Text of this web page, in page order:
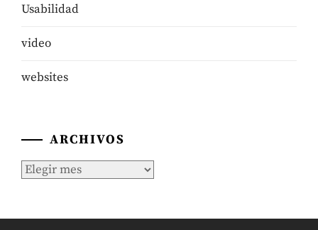
Usabilidad
video
websites
ARCHIVOS
Archivos